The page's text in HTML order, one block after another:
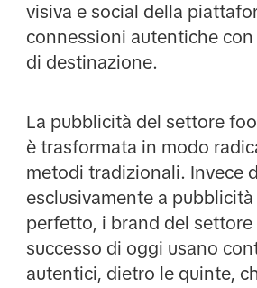
visiva e social della
connessioni autentiche
di destinazione.
La pubblicità del settore
è trasformata in modo
metodi tradizionali. Invece
esclusivamente a
perfetto, i brand del
successo di oggi usano
autentici, dietro le quinte,